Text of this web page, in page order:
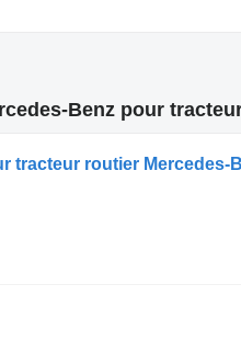
Benz pour
tracteur routier Mercedes-